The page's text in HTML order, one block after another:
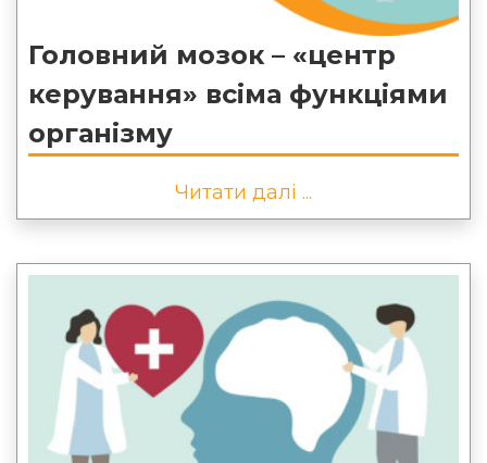
Головний мозок – «центр
керування» всіма функціями
організму
Читати далі ...